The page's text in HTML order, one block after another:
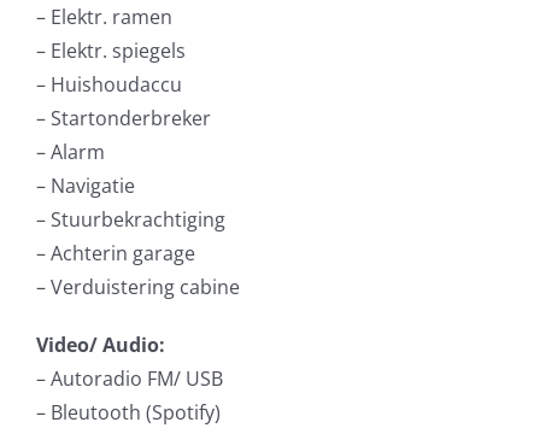
– Elektr. ramen
– Elektr. spiegels
– Huishoudaccu
– Startonderbreker
– Alarm
– Navigatie
– Stuurbekrachtiging
– Achterin garage
– Verduistering cabine
Video/ Audio:
– Autoradio FM/ USB
– Bleutooth (Spotify)